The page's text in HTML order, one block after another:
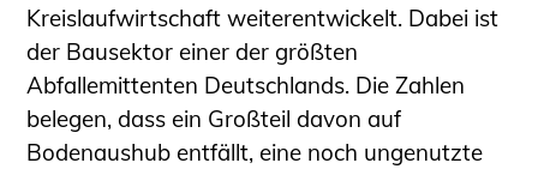
Kreislaufwirtschaft weiterentwickelt. Dabei ist
der Bausektor einer der größten
Abfallemittenten Deutschlands. Die Zahlen
belegen, dass ein Großteil davon auf
Bodenaushub entfällt, eine noch ungenutzte